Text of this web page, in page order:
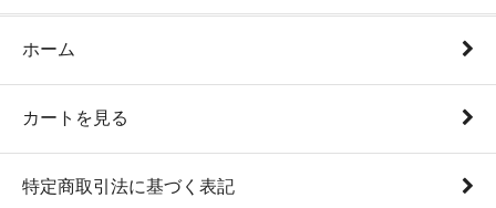
ホーム
カートを見る
特定商取引法に基づく表記